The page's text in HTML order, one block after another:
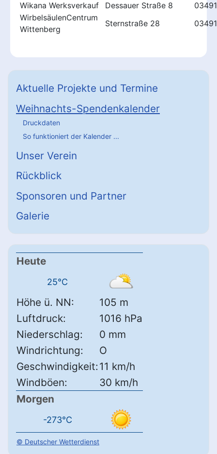
Wikana Werksverkauf
Dessauer Straße 8
WirbelsäulenCentrum
Wittenberg
Sternstraße 28
Aktuelle Projekte und Termine
Weihnachts-Spendenkalender
Druckdaten
So funktioniert der Kalender ...
Unser Verein
Rückblick
Sponsoren und Partner
Galerie
Heute
25°C
Höhe ü. NN:
105 m
Luftdruck:
1016 hPa
Niederschlag:
0 mm
Windrichtung:
O
Geschwindigkeit: 11 km/h
Windböen:
30 km/h
Morgen
-273°C
© Deutscher Wetterdienst